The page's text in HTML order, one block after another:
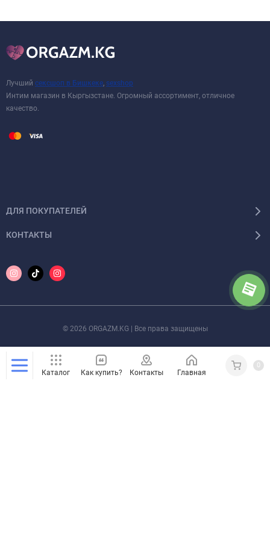
Лучший сексшоп в Бишкеке sexshop
Интим магазин в Кыргызстане. Огромный ассортимент, отличное
качество.
ДЛЯ ПОКУПАТЕЛЕЙ
КОНТАКТЫ
© 2026 ORGAZM.KG | Все права защищены
Каталог Как купить? Контакты Главная Кабинет
0